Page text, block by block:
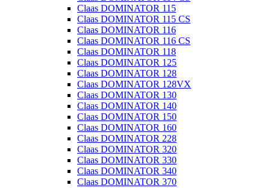
Claas DOMINATOR 115
Claas DOMINATOR 115 CS
Claas DOMINATOR 116
Claas DOMINATOR 116 CS
Claas DOMINATOR 118
Claas DOMINATOR 125
Claas DOMINATOR 128
Claas DOMINATOR 128VX
Claas DOMINATOR 130
Claas DOMINATOR 140
Claas DOMINATOR 150
Claas DOMINATOR 160
Claas DOMINATOR 228
Claas DOMINATOR 320
Claas DOMINATOR 330
Claas DOMINATOR 340
Claas DOMINATOR 370